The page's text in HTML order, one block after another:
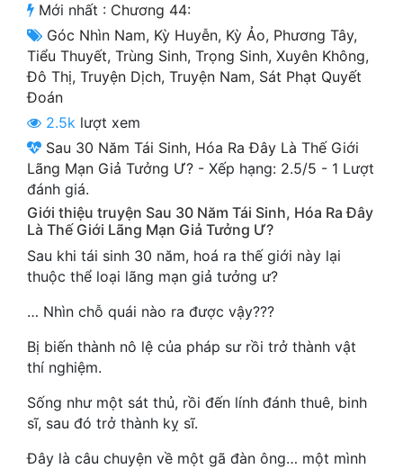
Dã Sử
Dị Giới
Dị Năng
Gia Đấu
Góc Nhìn Nam
Góc Nhìn Nữ
Huyền Huyễn
Huyền Nghi
Huyền Ảo
Hệ Thống
Học Đường
Mới nhất : Chương 44:
Góc Nhìn Nam, Kỳ Huyễn, Kỳ Ảo, Phương Tây,
Tiểu Thuyết, Trùng Sinh, Trọng Sinh, Xuyên Không,
Đô Thị, Truyện Dịch, Truyện Nam, Sát Phạt Quyết
Đoán
2.5k lượt xem
Sau 30 Năm Tái Sinh, Hóa Ra Đây Là Thế Giới
Lãng Mạn Giả Tưởng Ư? - Xếp hạng: 2.5/5 - 1 Lượt
đánh giá.
Giới thiệu truyện Sau 30 Năm Tái Sinh, Hóa Ra Đây
Là Thế Giới Lãng Mạn Giả Tưởng Ư?
Sau khi tái sinh 30 năm, hoá ra thế giới này lại
thuộc thể loại lãng mạn giả tưởng ư?
… Nhìn chỗ quái nào ra được vậy???
Bị biến thành nô lệ của pháp sư rồi trở thành vật
thí nghiệm.
Sống như một sát thủ, rồi đến lính đánh thuê, binh
sĩ, sau đó trở thành kỵ sĩ.
Đây là câu chuyện về một gã đàn ông… một mình